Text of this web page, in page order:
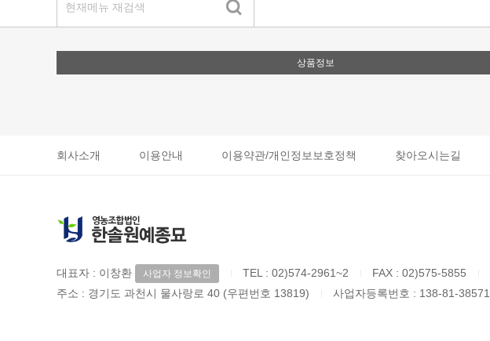
상품정보
회사소개 이용안내 이용약관/개인정보보호정책 찾아오시는길
대표자 : 이창환 사업자 정보확인 TEL : 02)574-2961~2 FAX : 02)575-5855
주소 : 경기도 과천시 물사랑로 40 (우편번호 13819)
사업자등록번호 : 138-81-38571